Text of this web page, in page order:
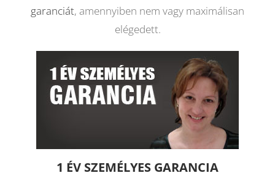
garanciát, amennyiben nem vagy maximálisan
elégedett.
1 ÉV SZEMÉLYES GARANCIA